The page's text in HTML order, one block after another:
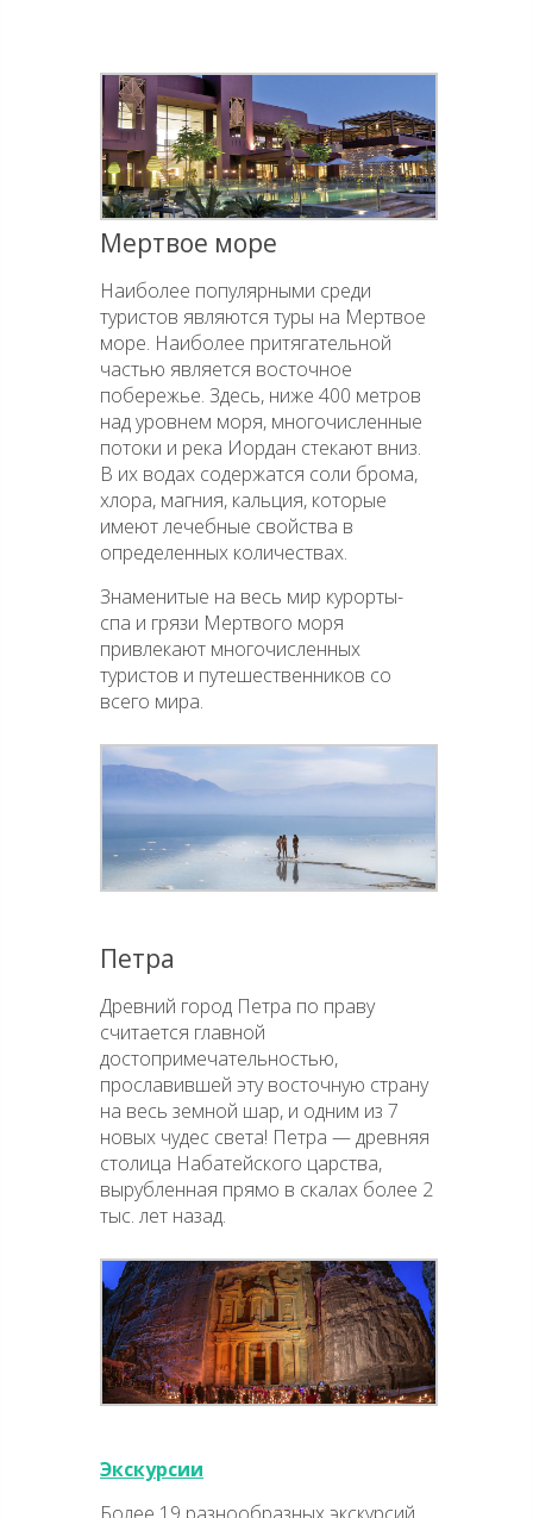
Мертвое море
Наиболее популярными среди
туристов являются туры на Мертвое
море. Наиболее притягательной
частью является восточное
побережье. Здесь, ниже 400 метров
над уровнем моря, многочисленные
потоки и река Иордан стекают вниз.
В их водах содержатся соли брома,
хлора, магния, кальция, которые
имеют лечебные свойства в
определенных количествах.
Знаменитые на весь мир курорты-
спа и грязи Мертвого моря
привлекают многочисленных
туристов и путешественников со
всего мира.
Петра
Древний город Петра по праву
считается главной
достопримечательностью,
прославившей эту восточную страну
на весь земной шар, и одним из 7
новых чудес света! Петра — древняя
столица Набатейского царства,
вырубленная прямо в скалах более 2
тыс. лет назад.
Экскурсии